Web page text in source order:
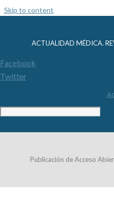
Skip to content
ACTUALIDAD MÉDICA.
Facebook
Twitter
Publicación de Acceso